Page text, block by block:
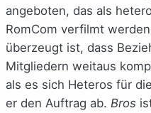
angeboten, das als
RomCom verfilmt
überzeugt ist, dass
Mitgliedern weitaus
als es sich Heteros für
er den Auftrag ab. Bros